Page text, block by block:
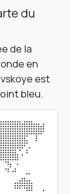
du
de la
en
est
bleu.